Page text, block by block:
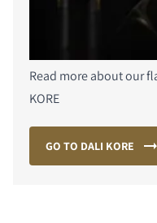
Read more about our
KORE
GO TO DALI KORE